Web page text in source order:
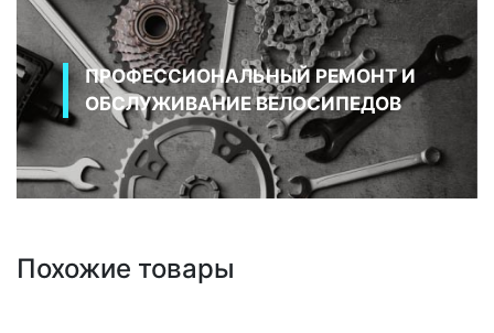
ПРОФЕССИОНАЛЬНЫЙ РЕМОНТ И
ОБСЛУЖИВАНИЕ ВЕЛОСИПЕДОВ
Похожие товары